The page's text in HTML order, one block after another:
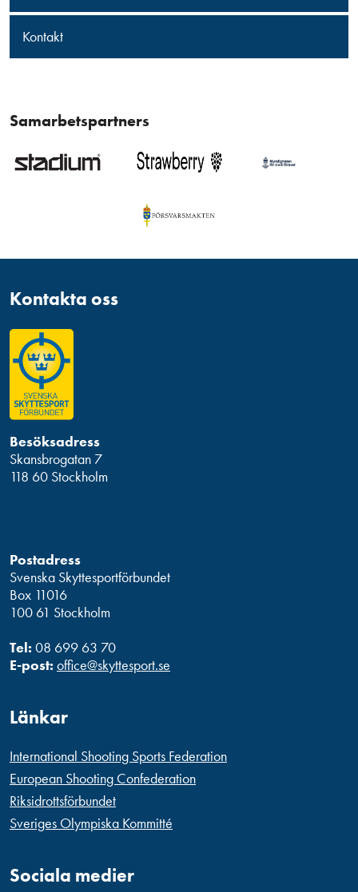
Kontakt
Samarbetspartners
Kontakta oss
Besöksadress
Skansbrogatan 7
118 60 Stockholm
Postadress
Svenska Skyttesportförbundet
Box 11016
100 61 Stockholm
Tel: 08 699 63 70
E-post: office@skyttesport.se
Länkar
International Shooting Sports Federation
European Shooting Confederation
Riksidrottsförbundet
Sveriges Olympiska Kommitté
Sociala medier